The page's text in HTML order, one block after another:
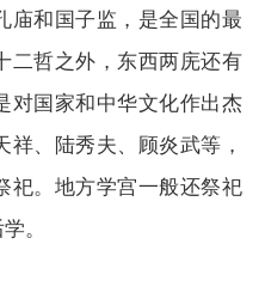
庙和国子监，是全国的最
二哲之外，东西两庑还有
对国家和中华文化作出杰
、陆秀夫、顾炎武等，
祀。地方学宫一般还祭祀
学。